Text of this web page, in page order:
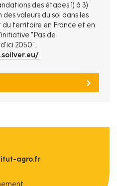
des étapes 1) à 3)
valeurs du sol dans les
territoire en France et en
"Pas de
2050".
agro.fr